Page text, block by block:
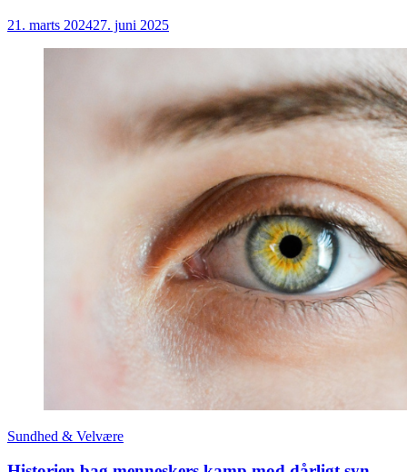
21. marts 202427. juni 2025
Sundhed & Velvære